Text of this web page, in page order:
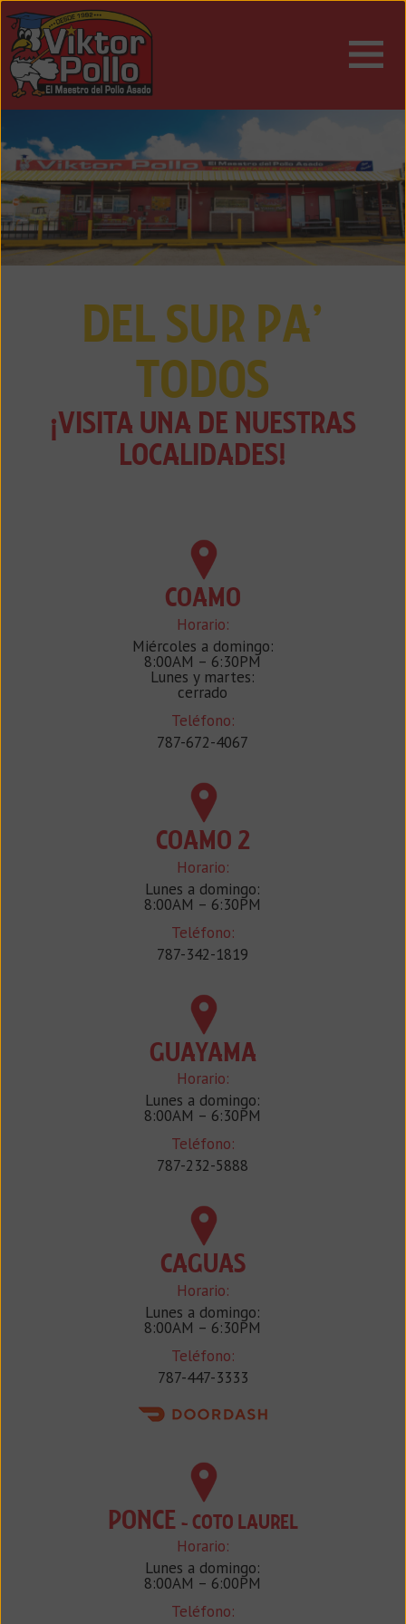
ESPAÑOL
DEL SUR PA’
TODOS
¡VISITA UNA DE NUESTRAS
LOCALIDADES!
COAMO
Horario:
Miércoles a domingo:
8:00AM – 6:30PM
Lunes y martes:
cerrado
Teléfono:
787-672-4067
COAMO 2
Horario:
Lunes a domingo:
8:00AM – 6:30PM
Teléfono:
787-342-1819
GUAYAMA
Horario:
Lunes a domingo:
8:00AM – 6:30PM
Teléfono:
787-232-5888
CAGUAS
Horario:
Lunes a domingo:
8:00AM – 6:30PM
Teléfono:
787-447-3333
PONCE - COTO LAUREL
Horario:
Lunes a domingo:
8:00AM – 6:00PM
Teléfono: